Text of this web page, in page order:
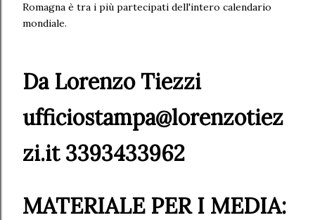
Romagna è tra i più partecipati dell'intero calendario
mondiale.
Da Lorenzo Tiezzi
ufficiostampa@lorenzotiez
zi.it 3393433962
MATERIALE PER I MEDIA: